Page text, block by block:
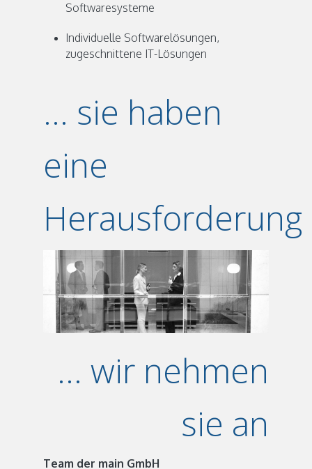
Softwaresysteme
Individuelle Softwarelösungen,
zugeschnittene IT-Lösungen
... sie haben
eine
Herausforderung
... wir nehmen
sie an
Team der main GmbH